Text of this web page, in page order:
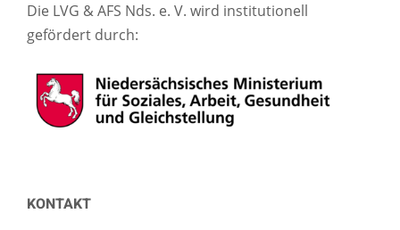
Die LVG & AFS Nds. e. V. wird institutionell
gefördert durch:
KONTAKT